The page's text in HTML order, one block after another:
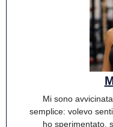
Mi sono
semplice: volevo
ho sperimentato,